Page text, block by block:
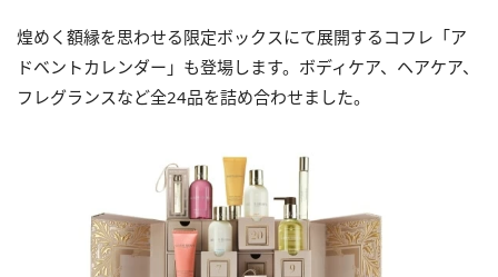
煌めく額縁を思わせる限定ボックスにて展開するコフレ「ア
ドベントカレンダー」も登場します。ボディケア、ヘアケア、
フレグランスなど全24品を詰め合わせました。